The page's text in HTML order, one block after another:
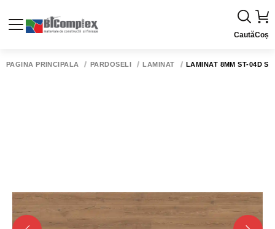
CautăCoș
PAGINA PRINCIPALĂ PARDOSELI LAMINAT LAMINAT 8MM ST-04D